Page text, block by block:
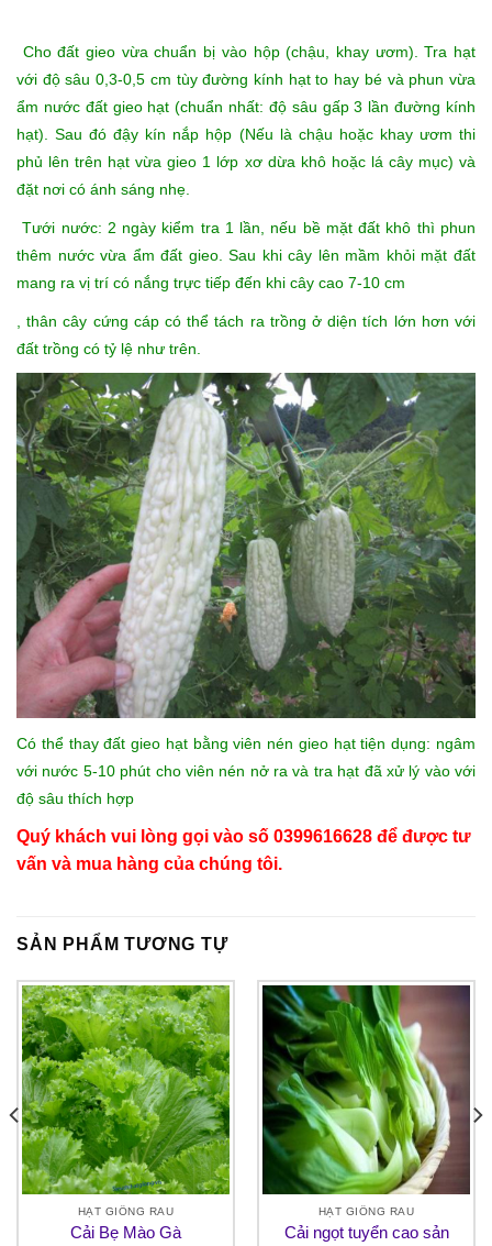
Cho đất gieo vừa chuẩn bị vào hộp (chậu, khay ươm). Tra hạt
với độ sâu 0,3-0,5 cm tùy đường kính hạt to hay bé và phun vừa
ẩm nước đất gieo hạt (chuẩn nhất: độ sâu gấp 3 lần đường kính
hạt). Sau đó đậy kín nắp hộp (Nếu là chậu hoặc khay ươm thi
phủ lên trên hạt vừa gieo 1 lớp xơ dừa khô hoặc lá cây mục) và
đặt nơi có ánh sáng nhẹ.
Tưới nước: 2 ngày kiểm tra 1 lần, nếu bề mặt đất khô thì phun
thêm nước vừa ẩm đất gieo. Sau khi cây lên mầm khỏi mặt đất
mang ra vị trí có nắng trực tiếp đến khi cây cao 7-10 cm
, thân cây cứng cáp có thể tách ra trồng ở diện tích lớn hơn với
đất trồng có tỷ lệ như trên.
Có thể thay đất gieo hạt bằng viên nén gieo hạt tiện dụng: ngâm
với nước 5-10 phút cho viên nén nở ra và tra hạt đã xử lý vào với
độ sâu thích hợp
Quý khách vui lòng gọi vào số 0399616628 để được tư
vấn và mua hàng của chúng tôi.
SẢN PHẨM TƯƠNG TỰ
HẠT GIỐNG RAU
Cải Bẹ Mào Gà
HẠT GIỐNG RAU
Cải ngọt tuyển cao sản